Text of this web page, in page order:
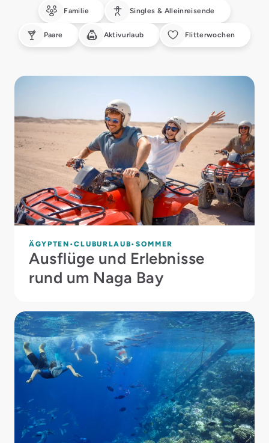
Familie Singles & Alleinreisende
Paare Aktivurlaub Flitterwochen
ÄGYPTEN CLUBURLAUB SOMMER
Ausflüge und Erlebnisse
rund um Naga Bay